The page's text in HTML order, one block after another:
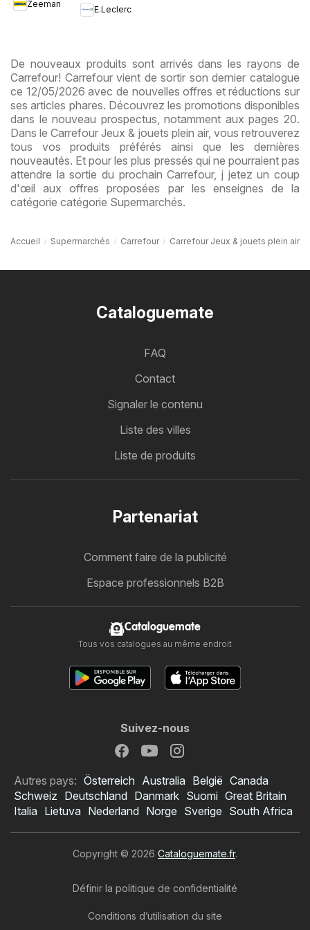
collection
Zeeman
E.Leclerc
De nouveaux produits sont arrivés dans les rayons de
Carrefour! Carrefour vient de sortir son dernier catalogue
ce 12/05/2026 avec de nouvelles offres et réductions sur
ses articles phares. Découvrez les promotions disponibles
dans le nouveau prospectus, notamment aux pages 20.
Dans le Carrefour Jeux & jouets plein air, vous retrouverez
tous vos produits préférés ainsi que les dernières
nouveautés. Et pour les plus pressés qui ne pourraient pas
attendre la sortie du prochain Carrefour, j jetez un coup
d'œil aux offres proposées par les enseignes de la
catégorie catégorie Supermarchés.
Accueil Supermarchés Carrefour Carrefour Jeux & jouets plein air
Cataloguemate
FAQ
Contact
Signaler le contenu
Liste des villes
Liste de produits
Partenariat
Comment faire de la publicité
Espace professionnels B2B
Cataloguemate
Tous vos catalogues au même endroit
Suivez-nous
Autres pays: Österreich Australia België Canada
Schweiz Deutschland Danmark Suomi Great Britain
Italia Lietuva Nederland Norge Sverige South Africa
Copyright © 2026 Cataloguemate.fr.
Définir la politique de confidentialité
Conditions d’utilisation du site